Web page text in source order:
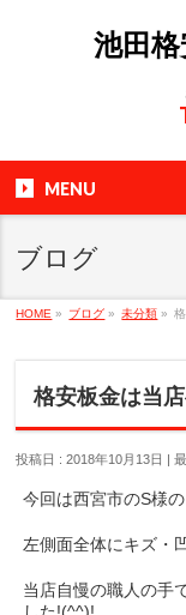
池田
MENU
ブログ
HOME » ブログ » 未分類 »
格安板金は当
投稿日 : 2018年10月13日
今回は西宮市のS様
左側面全体にキズ・
当店自慢の職人の手